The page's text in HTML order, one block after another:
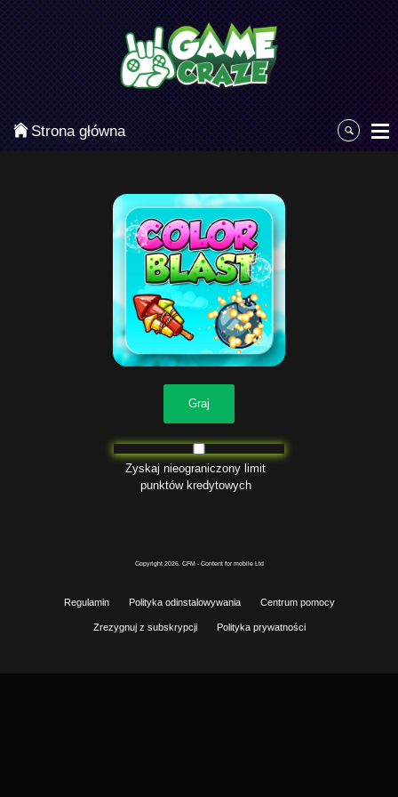
Strona główna
Graj
Zyskaj nieograniczony limit
punktów kredytowych
Copyright 2026. CFM - Content for mobile Ltd
Regulamin Polityka odinstalowywania Centrum pomocy
Zrezygnuj z subskrypcji Polityka prywatności
Kategorie
Najpopularniejsze
Gry zręcznościowe
Gry akcji
Przygodowe
Gry planszowe i karciane
Klasyczne gry
Zaloguj się